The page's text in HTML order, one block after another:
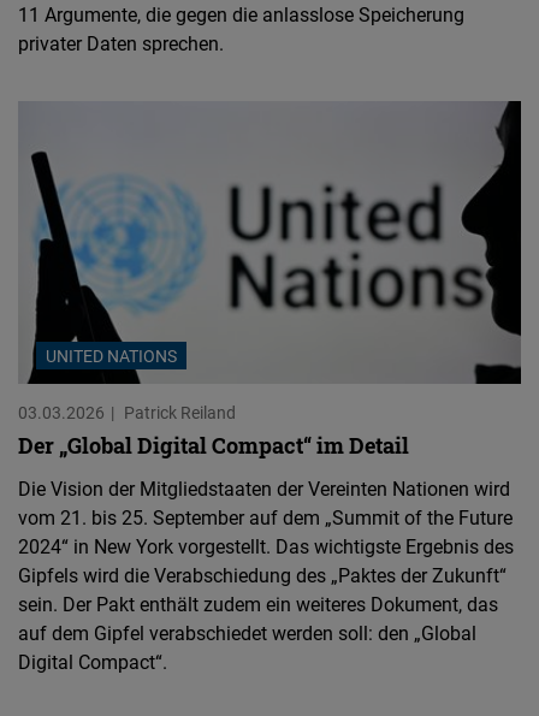
11 Argumente, die gegen die anlasslose Speicherung
privater Daten sprechen.
UNITED NATIONS
03.03.2026 Patrick Reiland
Der „Global Digital Compact“ im Detail
Die Vision der Mitgliedstaaten der Vereinten Nationen wird
vom 21. bis 25. September auf dem „Summit of the Future
2024“ in New York vorgestellt. Das wichtigste Ergebnis des
Gipfels wird die Verabschiedung des „Paktes der Zukunft“
sein. Der Pakt enthält zudem ein weiteres Dokument, das
auf dem Gipfel verabschiedet werden soll: den „Global
Digital Compact“.